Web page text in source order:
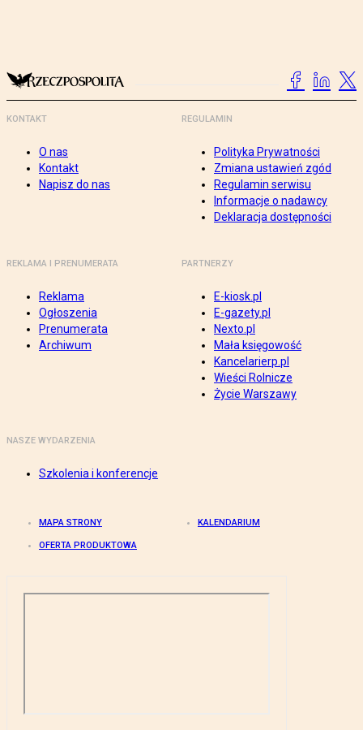
KONTAKT
O nas
Kontakt
Napisz do nas
REGULAMIN
Polityka Prywatności
Zmiana ustawień zgód
Regulamin serwisu
Informacje o nadawcy
Deklaracja dostępności
REKLAMA I PRENUMERATA
Reklama
Ogłoszenia
Prenumerata
Archiwum
PARTNERZY
E-kiosk.pl
E-gazety.pl
Nexto.pl
Mała księgowość
Kancelarierp.pl
Wieści Rolnicze
Życie Warszawy
NASZE WYDARZENIA
Szkolenia i konferencje
MAPA STRONY KALENDARIUM
OFERTA PRODUKTOWA